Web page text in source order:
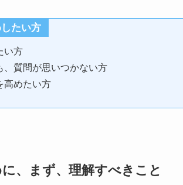
たい方
い方
、質問が思いつかない方
高めたい方
、まず、理解すべきこと